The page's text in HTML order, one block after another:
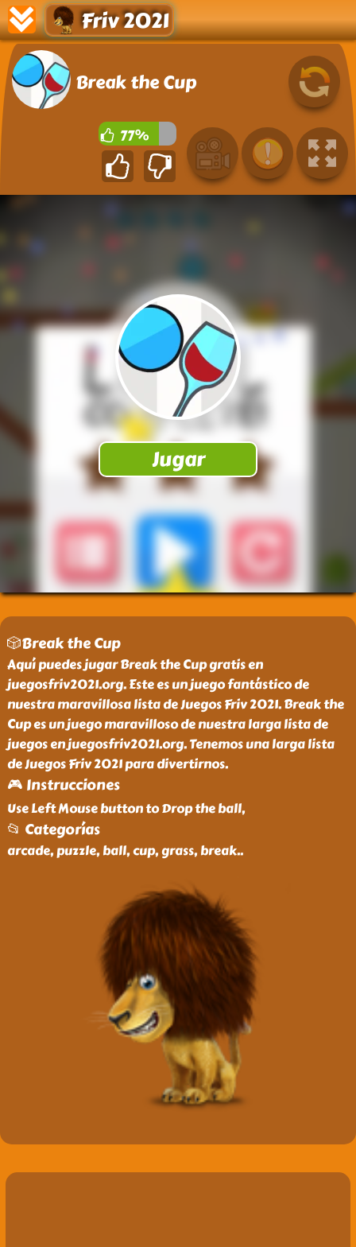
Friv 2021
Break the Cup
77%
🎲Break the Cup
Aquí puedes jugar Break the Cup gratis en
juegosfriv2021.org. Este es un juego fantástico de
nuestra maravillosa lista de Juegos Friv 2021. Break the
Cup es un juego maravilloso de nuestra larga lista de
juegos en juegosfriv2021.org. Tenemos una larga lista
de Juegos Friv 2021 para divertirnos.
🎮 Instrucciones
Use Left Mouse button to Drop the ball,
📂 Categorías
arcade, puzzle, ball, cup, grass, break..